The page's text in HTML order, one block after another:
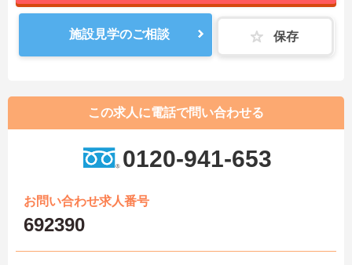
施設見学のご相談 保存
この求人に電話で問い合わせる
0120-941-653
お問い合わせ求人番号
692390